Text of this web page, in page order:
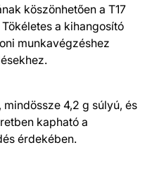
köszönhetően a T17
a kihangosító
munkavégzéshez
4,2 g súlyú, és
kapható a
érdekében.